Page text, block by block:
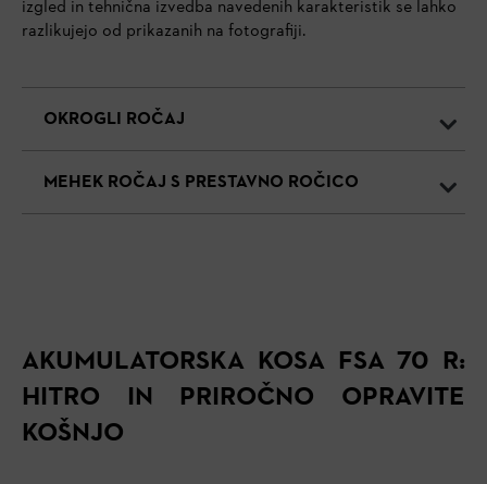
izgled in tehnična izvedba navedenih karakteristik se lahko
razlikujejo od prikazanih na fotografiji.
OKROGLI ROČAJ
MEHEK ROČAJ S PRESTAVNO ROČICO
AKUMULATORSKA KOSA FSA 70 R:
HITRO IN PRIROČNO OPRAVITE
KOŠNJO